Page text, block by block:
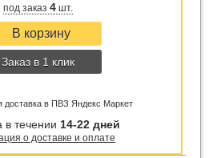
под заказ 4шт.
Заказ в 1 клик
доставка в ПВЗ Яндекс Маркет
в течении 14-22 дней
о доставке и оплате